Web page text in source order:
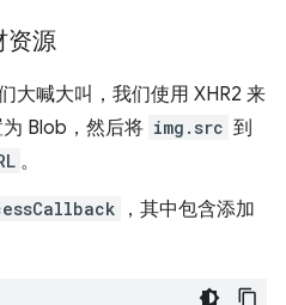
资源
大喊大叫，我们使用 XHR2 来
为 Blob，然后将 img.src 到
。
，其中包含添加